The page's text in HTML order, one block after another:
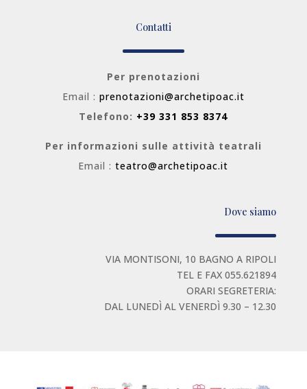
Contatti
Per prenotazioni
Email : prenotazioni@archetipoac.it
Telefono: +39 331 853 8374
Per informazioni sulle attività teatrali
Email :teatro@archetipoac.it
Dove siamo
VIA MONTISONI, 10 BAGNO A RIPOLI
TEL E FAX 055.621894
ORARI SEGRETERIA:
DAL LUNEDÌ AL VENERDÌ 9.30 – 12.30